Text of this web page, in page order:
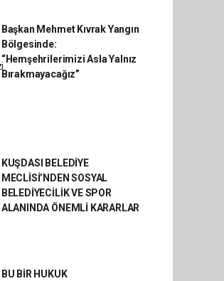
Başkan Mehmet Kıvrak Yangın
Bölgesinde:
“Hemşehrilerimizi Asla Yalnız
Bırakmayacağız”
KUŞDASI BELEDİYE
MECLİSİ’NDEN SOSYAL
BELEDİYECİLİK VE SPOR
ALANINDA ÖNEMLİ KARARLAR
BU BİR HUKUK